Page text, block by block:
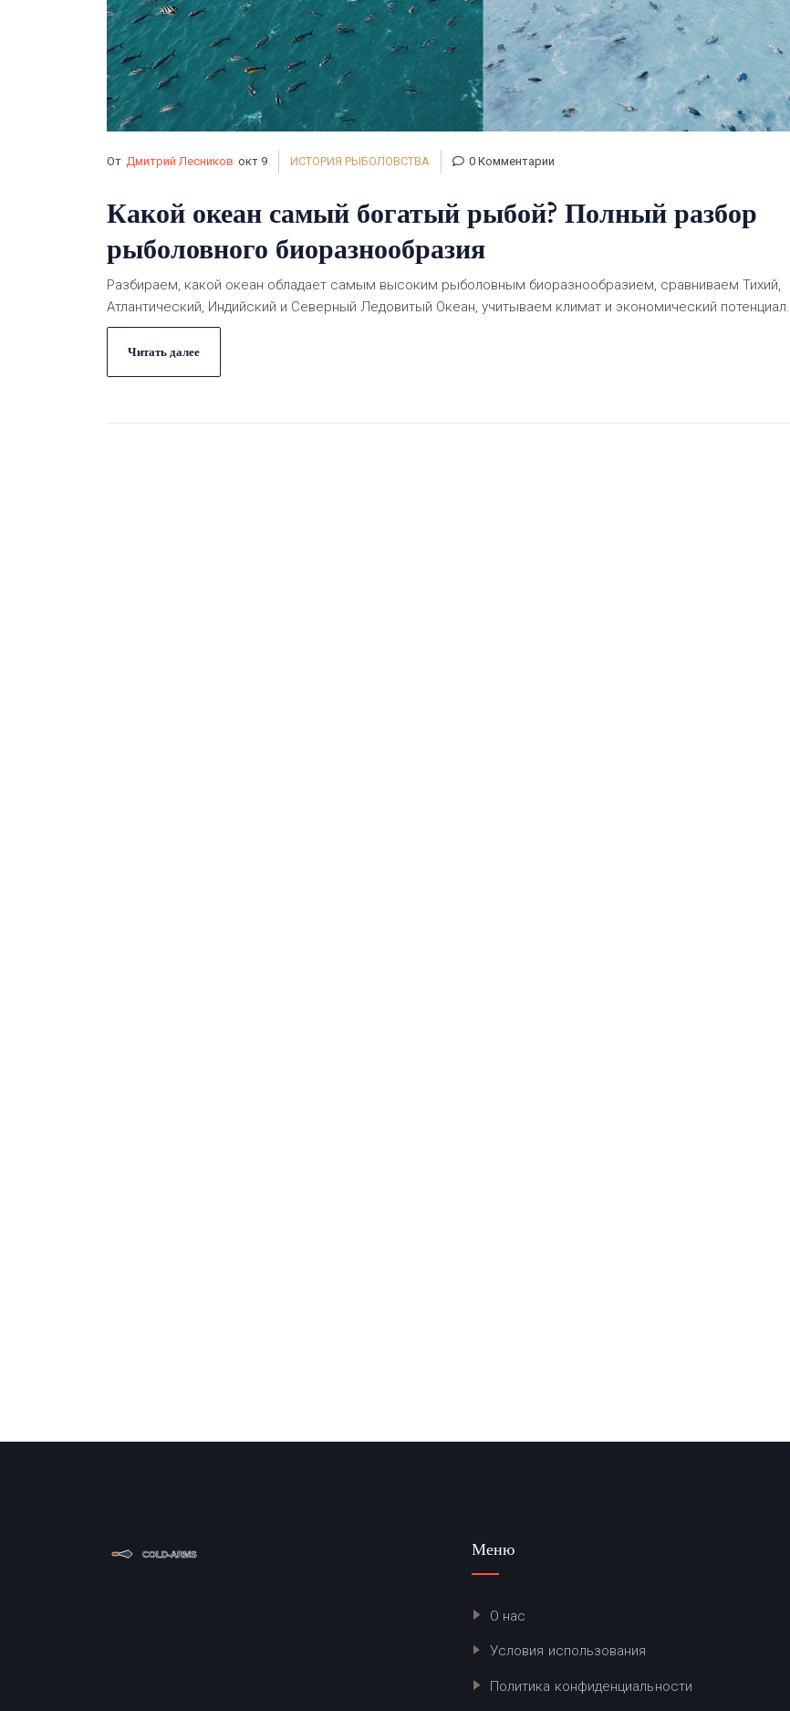
От Дмитрий Лесников окт 9 ИСТОРИЯ РЫБОЛОВСТВА 0 Комментарии
Какой океан самый богатый рыбой? Полный разбор
рыболовного биоразнообразия
Разбираем, какой океан обладает самым высоким рыболовным биоразнообразием, сравниваем Тихий,
Атлантический, Индийский и Северный Ледовитый Океан, учитываем климат и экономический потенциал.
Читать далее
Меню
О нас
Условия использования
Политика конфиденциальности